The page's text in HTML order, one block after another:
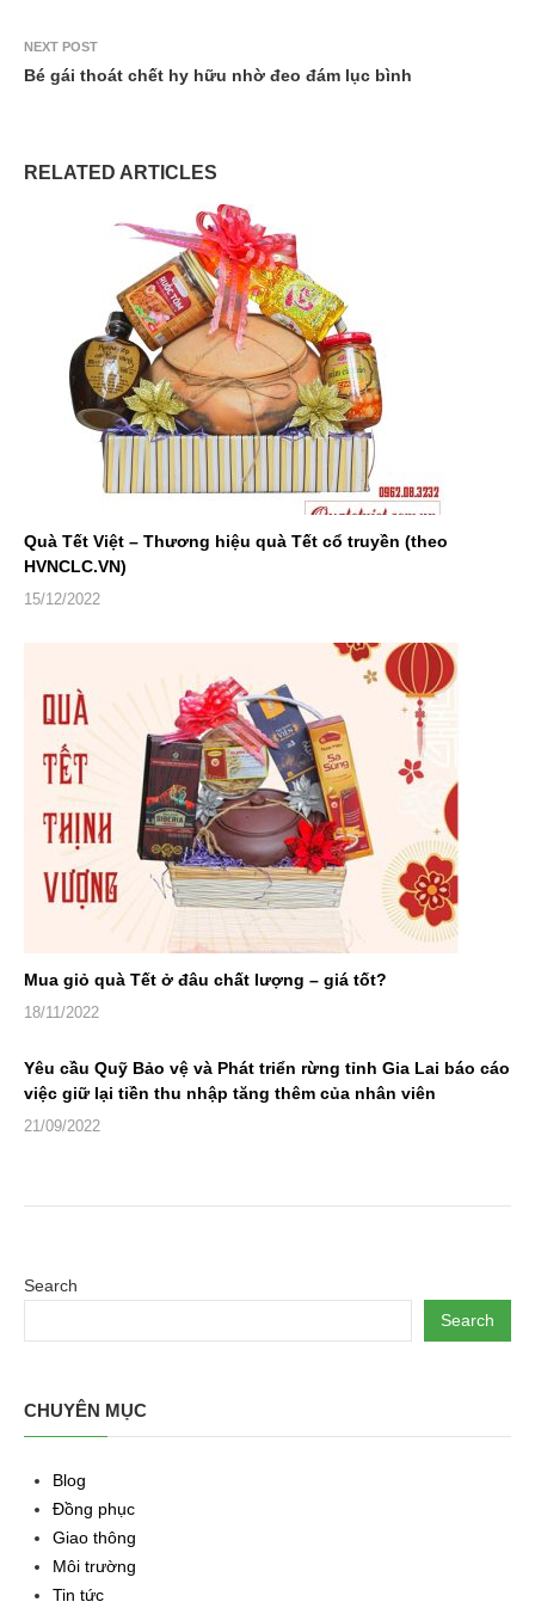
NEXT POST
Bé gái thoát chết hy hữu nhờ đeo đám lục bình
RELATED ARTICLES
Quà Tết Việt – Thương hiệu quà Tết cổ truyền (theo
HVNCLC.VN)
15/12/2022
Mua giỏ quà Tết ở đâu chất lượng – giá tốt?
18/11/2022
Yêu cầu Quỹ Bảo vệ và Phát triển rừng tỉnh Gia Lai báo cáo
việc giữ lại tiền thu nhập tăng thêm của nhân viên
21/09/2022
Search
Search
CHUYÊN MỤC
Blog
Đồng phục
Giao thông
Môi trường
Tin tức